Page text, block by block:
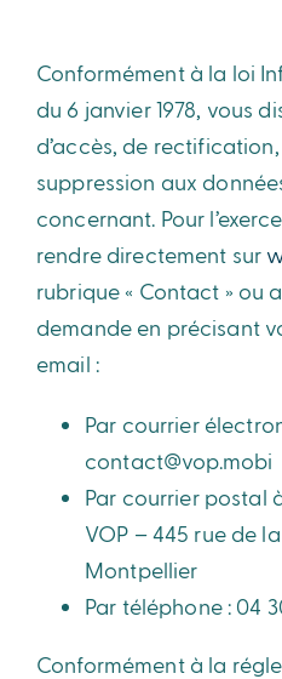
Conformément à la loi
du 6 janvier 1978, vous
d’accès, de
suppression aux
concernant. Pour
rendre directement sur
rubrique « Contact » ou
demande en précisant
email :
Par courrier
contact@vop.mobi
Par courrier postal
VOP – 445 rue de
Montpellier
Par téléphone : 04
Conformément à la